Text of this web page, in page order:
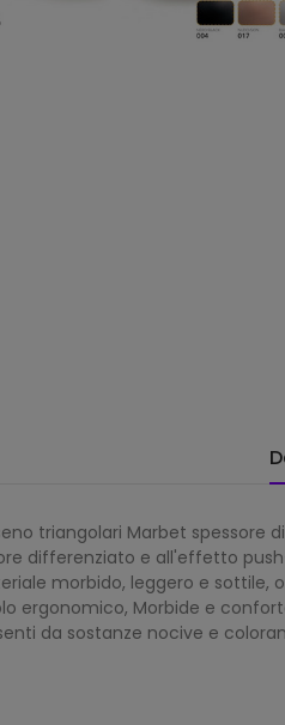
triangolari Marbet spessore
differenziato e all'effetto
morbido, leggero e
ergonomico, Morbide e
da sostanze nocive e